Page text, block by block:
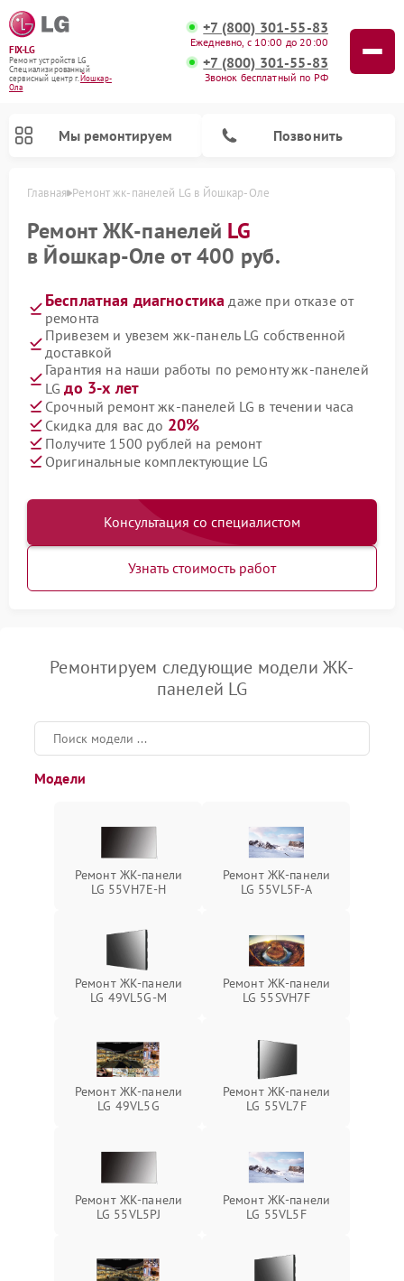
FIX-LG
Ремонт устройств LG
Специализированный
cервисный центр г.Йошкар-
Ола
+7 (800) 301-55-83
Ежедневно, с 10:00 до 20:00
+7 (800) 301-55-83
Звонок бесплатный по РФ
Мы ремонтируем Позвонить
Главная Ремонт жк-панелей LG в Йошкар-Оле
Ремонт ЖК-панелей LG
в Йошкар-Оле от 400 руб.
Бесплатная диагностика даже при отказе от
ремонта
Привезем и увезем жк-панель LG собственной
доставкой
Гарантия на наши работы по ремонту жк-панелей
LGдо 3-х лет
Срочный ремонт жк-панелей LG в течении часа
Скидка для вас до 20%
Получите 1500 рублей на ремонт
Оригинальные комплектующие LG
Консультация со специалистом
Узнать стоимость работ
Ремонтируем следующие модели ЖК-
панелей LG
Модели
Ремонт ЖК-панели
LG 55VH7E-H
Ремонт ЖК-панели
LG 55VL5F-A
Ремонт ЖК-панели
LG 49VL5G-M
Ремонт ЖК-панели
LG 55SVH7F
Ремонт ЖК-панели
LG 49VL5G
Ремонт ЖК-панели
LG 55VL7F
Ремонт ЖК-панели
LG 55VL5PJ
Ремонт ЖК-панели
LG 55VL5F